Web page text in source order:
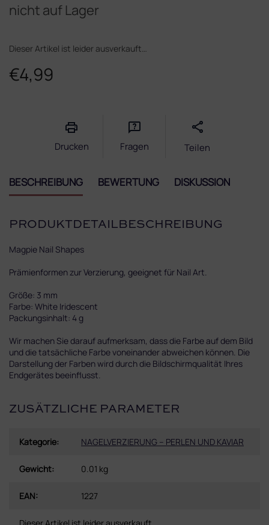
€4,99
nicht auf Lager
Dieser Artikel ist leider ausverkauft…
Drucken Fragen Teilen
BESCHREIBUNG BEWERTUNG DISKUSSION
PRODUKTDETAILBESCHREIBUNG
Magpie Nail Shapes
Prämienformen zur Verzierung, geeignet für Nail Art.
Größe: 3 mm
Farbe: White Iridescent
Packungsinhalt: 4 g
Wir machen Sie darauf aufmerksam, dass die Farbe auf dem Bild
und die tatsächliche Farbe voneinander abweichen können. Die
Darstellung der Farben wird durch die Bildschirmqualität Ihres
Endgerätes beeinflusst.
ZUSÄTZLICHE PARAMETER
Kategorie: NAGELVERZIERUNG – PERLEN UND KAVIAR
Gewicht: 0.01 kg
EAN: 1227